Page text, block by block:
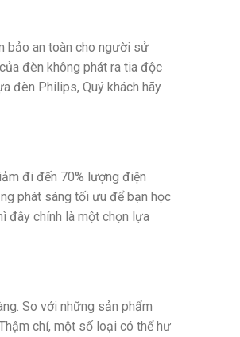
bảo an toàn cho người sử
đèn không phát ra tia độc
đèn Philips, Quý khách hãy
đi đến 70% lượng điện
phát sáng tối ưu để bạn học
đây chính là một chọn lựa
So với những sản phẩm
chí, một số loại có thể hư